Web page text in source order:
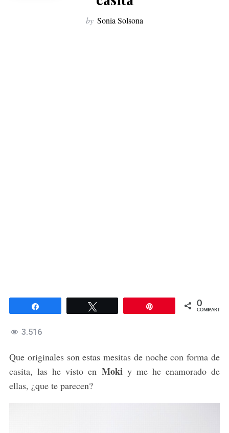
by Sonia Solsona
0
COMPARTIR
3.516
Que originales son estas mesitas de noche con forma de
casita, las he visto en Mokiy me he enamorado de
ellas, ¿que te parecen?